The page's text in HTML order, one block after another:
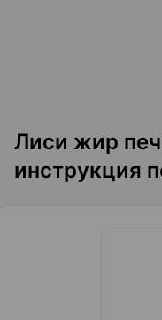
Лиси жир
инструкция